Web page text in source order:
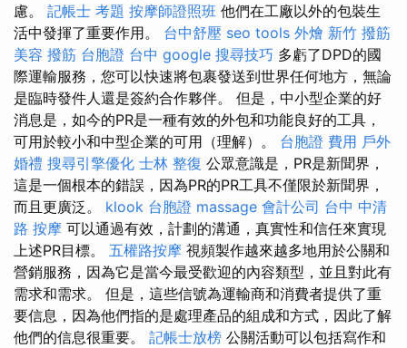
慮。 記帳士 考題 按摩師證照班 他們在工廠以外的包裝生
活中發揮了重要作用。 台中舒壓 seo tools 外燴 新竹 撥筋
美容 撥筋 台胞證 台中 google 搜尋技巧 多虧了DPD的國
際運輸服務，您可以快速將包裹發送到世界任何地方，無論
是臨時發件人還是簽約合作夥伴。 但是，中小型企業的好
消息是，如今的PR是一種有效的外包和功能良好的工具，
可用於較小和中型企業的可用（理解）。 台胞證 費用 戶外
婚禮 搜尋引擎優化 士林 整復 公眾意識是，PR是新聞界，
這是一個根本的錯誤，因為PR的PR工具不僅限於新聞界，
而且更廣泛。 klook 台胞證 massage 會計公司 台中 中清
路 按摩 可以通過有效，計劃的溝通，真實性和信任來實現
上述PR目標。 五權路按摩 視頻製作越來越多地用於公關和
營銷服務，因為它是當今最受歡迎的內容類型，並且對此有
需求和需求。 但是，這些信號為運輸商和消費者提供了重
要信息，因為他們指的是處理產品的組成和方式，因此了解
他們的信息很重要。 記帳士放榜 公關活動可以包括寫作和